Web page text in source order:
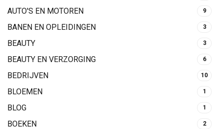
AUTO'S EN MOTOREN 9
BANEN EN OPLEIDINGEN 3
BEAUTY 3
BEAUTY EN VERZORGING 6
BEDRIJVEN 10
BLOEMEN 1
BLOG 1
BOEKEN 2